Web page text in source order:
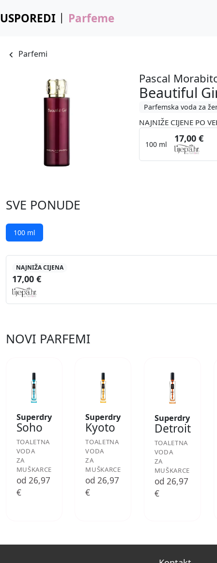
USPOREDI Parfeme
Parfemi
Pascal
Beautiful
Parfemska voda za
NAJNIŽE CIJENE PO
100 ml
17,00 €
SVE PONUDE
100 ml
NAJNIŽA CIJENA
17,00 €
NOVI PARFEMI
Superdry
Soho
TOALETNA
VODA
ZA
MUŠKARCE
od 26,97
€
Superdry
Kyoto
TOALETNA
VODA
ZA
MUŠKARCE
od 26,97
€
Superdry
Detroit
TOALETNA
VODA
ZA
MUŠKARCE
od 26,97
€